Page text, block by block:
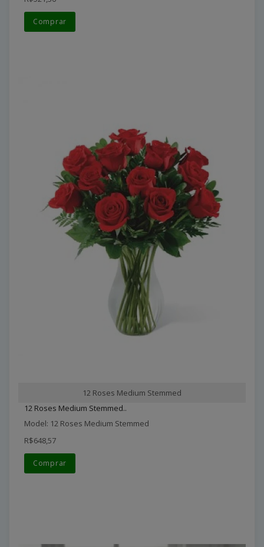
Comprar
12 Roses Medium Stemmed
12 Roses Medium Stemmed..
Model: 12 Roses Medium Stemmed
R$648,57
Comprar